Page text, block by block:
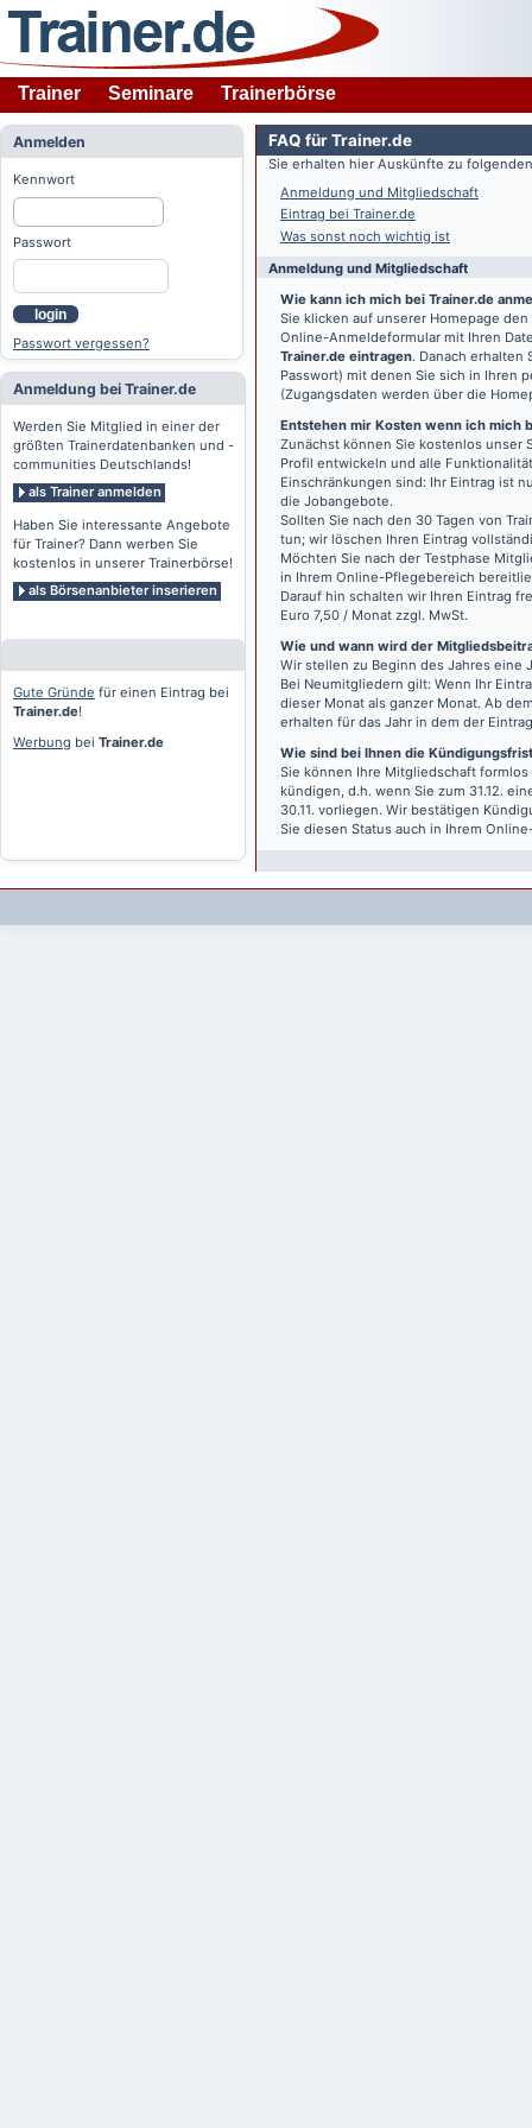
Trainer Seminare Trainerbörse
Anmelden
Kennwort
Passwort
login
Passwort vergessen?
Anmeldung bei Trainer.de
Werden Sie Mitglied in einer der
größten Trainerdatenbanken und -
communities Deutschlands!
als Trainer anmelden
Haben Sie interessante Angebote
für Trainer? Dann werben Sie
kostenlos in unserer Trainerbörse!
als Börsenanbieter inserieren
Gute Gründe für einen Eintrag bei
Trainer.de!
Werbung bei Trainer.de
FAQ für Trainer.de
Sie erhalten hier Auskünfte zu
Anmeldung und Mitgliedschaft
Eintrag bei Trainer.de
Was sonst noch wichtig ist
Anmeldung und Mitgliedschaft
Wie kann ich mich bei Trainer.de
Sie klicken auf unserer Homepage
Online-Anmeldeformular mit Ihren
Trainer.de eintragen. Danach erhalten
Passwort) mit denen Sie sich in Ihren
(Zugangsdaten werden über die
Entstehen mir Kosten wenn ich mich
Zunächst können Sie kostenlos unser
Profil entwickeln und alle
Einschränkungen sind: Ihr Eintrag ist
die Jobangebote.
Sollten Sie nach den 30 Tagen von
tun; wir löschen Ihren Eintrag
Möchten Sie nach der Testphase
in Ihrem Online-Pflegebereich
Darauf hin schalten wir Ihren Eintrag
Euro 7,50 / Monat zzgl. MwSt.
Wie und wann wird der
Wir stellen zu Beginn des Jahres eine
Bei Neumitgliedern gilt: Wenn Ihr
dieser Monat als ganzer Monat. Ab
erhalten für das Jahr in dem der
Wie sind bei Ihnen die
Sie können Ihre Mitgliedschaft
kündigen, d.h. wenn Sie zum 31.12.
30.11. vorliegen. Wir bestätigen
Sie diesen Status auch in Ihrem